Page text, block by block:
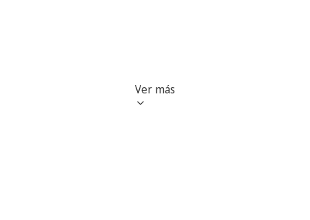
Ver más